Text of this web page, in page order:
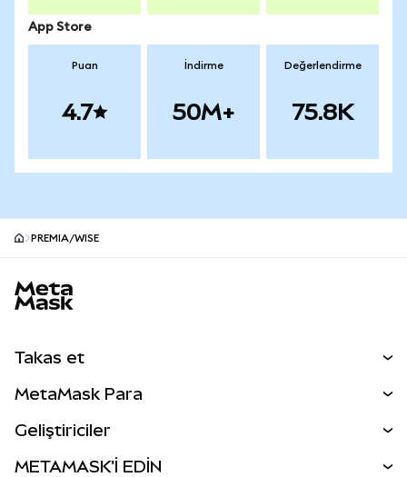
App Store
Puan
4.7
İndirme
50M+
Değerlendirme
75.8K
PREMIA/WISE
Takas et
Perps
MetaMask Para
Geliştiriciler
METAMASK'İ EDİN